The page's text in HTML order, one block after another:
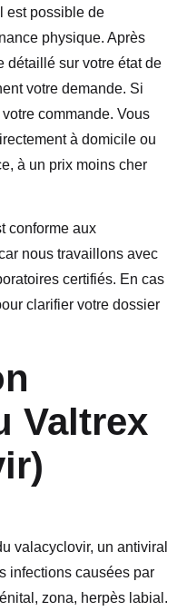
est possible de
physique. Après
détaillé sur votre état de
votre demande. Si
commande. Vous
à domicile ou
à un prix moins cher
conforme aux
nous travaillons avec
certifiés. En cas
clarifier votre dossier
Valtrex
valacyclovir, un antiviral
infections causées par
zona, herpès labial.